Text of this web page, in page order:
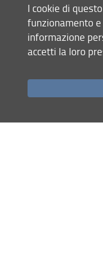
I cookie di
funzionamento
informazione
accetti la loro